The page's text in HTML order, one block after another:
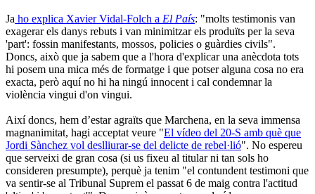
Ja ho explica Xavier Vidal-Folch a El País: "molts testimonis van
exagerar els danys rebuts i van minimitzar els produïts per la seva
'part': fossin manifestants, mossos, policies o guàrdies civils".
Doncs, això que ja sabem que a l'hora d'explicar una anècdota tots
hi posem una mica més de formatge i que potser alguna cosa no era
exacta, però aquí no hi ha ningú innocent i cal condemnar la
violència vingui d'on vingui.
Així doncs, hem d’estar agraïts que Marchena, en la seva immensa
magnanimitat, hagi acceptat veure "El vídeo del 20-S amb què que
Jordi Sànchez vol deslliurar-se del delicte de rebel·lió". No espereu
que serveixi de gran cosa (si us fixeu al titular ni tan sols ho
consideren presumpte), perquè ja tenim "el contundent testimoni que
va sentir-se al Tribunal Suprem el passat 6 de maig contra l'actitud